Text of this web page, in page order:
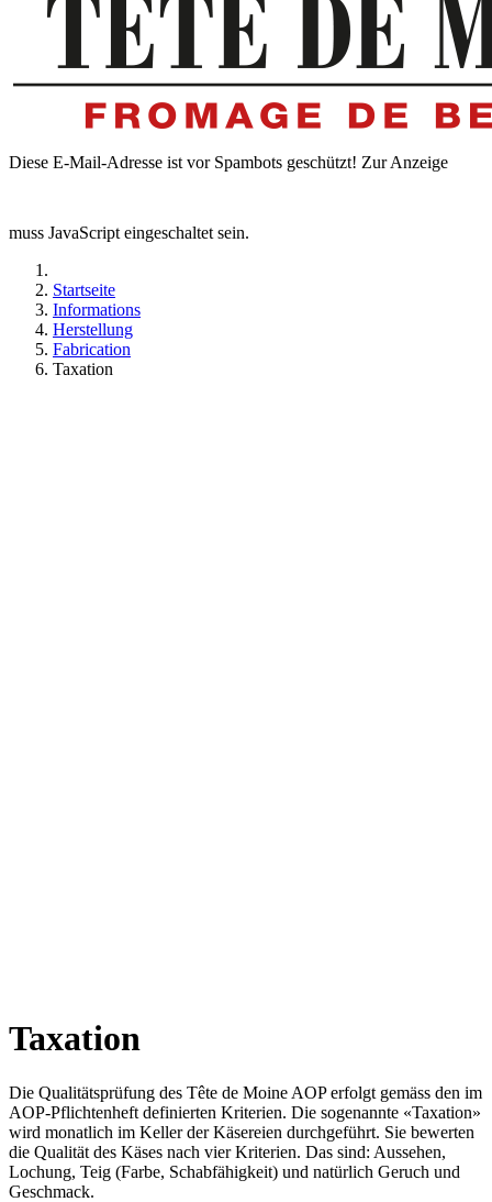
Diese E-Mail-Adresse ist vor Spambots geschützt! Zur Anzeige
muss JavaScript eingeschaltet sein.
Startseite
Informations
Herstellung
Fabrication
Taxation
Taxation
Die Qualitätsprüfung des Tête de Moine AOP erfolgt gemäss den im
AOP-Pflichtenheft definierten Kriterien. Die sogenannte «Taxation»
wird monatlich im Keller der Käsereien durchgeführt. Sie bewerten
die Qualität des Käses nach vier Kriterien. Das sind: Aussehen,
Lochung, Teig (Farbe, Schabfähigkeit) und natürlich Geruch und
Geschmack.